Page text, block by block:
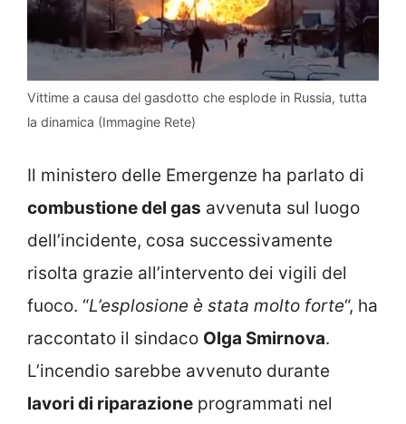
Vittime a causa del gasdotto che esplode in Russia, tutta
la dinamica (Immagine Rete)
Il ministero delle Emergenze ha parlato di
combustione del gas avvenuta sul luogo
dell’incidente, cosa successivamente
risolta grazie all’intervento dei vigili del
fuoco. “L’esplosione è stata molto forte“, ha
raccontato il sindaco Olga Smirnova.
L’incendio sarebbe avvenuto durante
lavori di riparazione programmati nel